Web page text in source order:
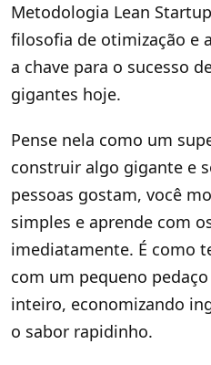
Metodologia Lean
filosofia de otimização e
a chave para o sucesso
gigantes hoje.
Pense nela como um
construir algo gigante e
pessoas gostam, você
simples e aprende com
imediatamente. É como
com um pequeno
inteiro, economizando
o sabor rapidinho.